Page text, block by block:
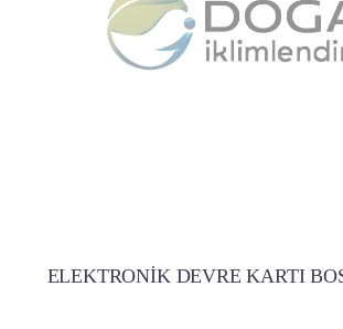
ELEKTRONİK DEVRE KARTI